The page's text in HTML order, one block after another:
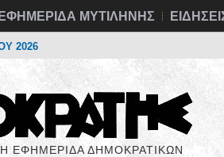
ΕΦΗΜΕΡΙΔΑ ΜΥΤΙΛΗΝΗΣ
2026
ΕΦΗΜΕΡΙΔΑ ΔΗΜΟΚΡΑΤΙΚΩΝ